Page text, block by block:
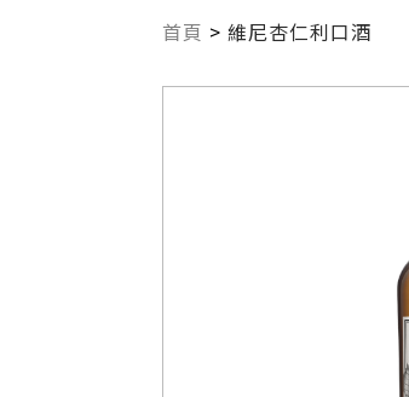
首頁 >維尼杏仁利口酒